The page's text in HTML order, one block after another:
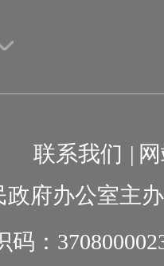
联系我们 |
政府办公室主
：